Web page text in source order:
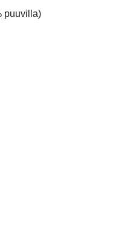
puuvilla)